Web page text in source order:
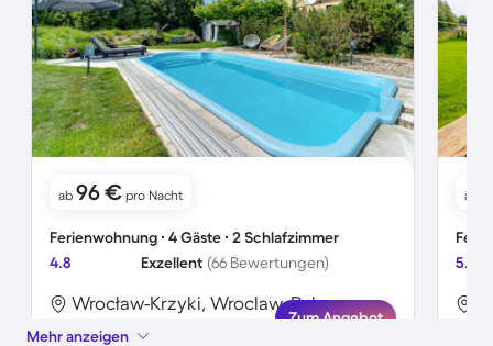
ab 96 € pro Nacht
Ferienwohnung ∙ 4 Gäste ∙ 2 Schlafzimmer
4.8
Exzellent (66 Bewertungen)
Wrocław-Krzyki, Wroclaw, Polen
Zum Angebot
ab
5.0
Mehr anzeigen